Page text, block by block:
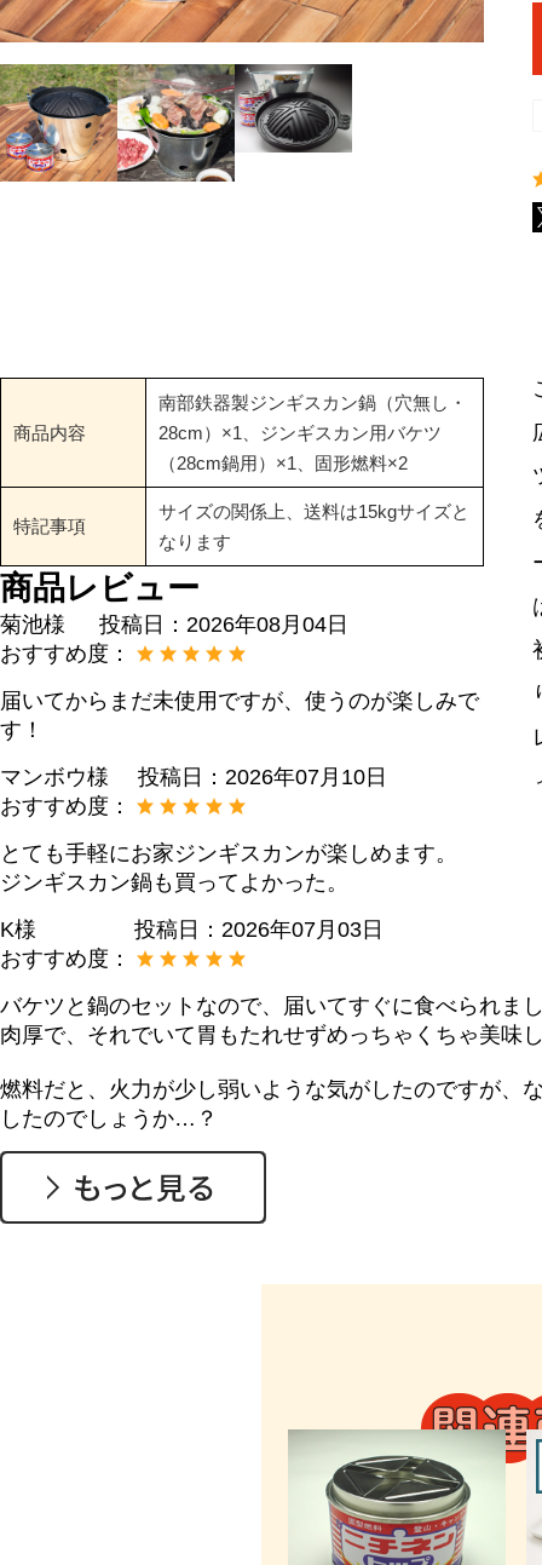
商品内容
南部鉄器製ジンギスカン鍋（穴無し・
28cm）×1、ジンギスカン用バケツ
（28cm鍋用）×1、固形燃料×2
特記事項
サイズの関係上、送料は15kgサイズと
なります
商品レビュー
菊池様 投稿日： 2026年08月04日
おすすめ度：
届いてからまだ未使用ですが、使うのが楽しみで
す！
マンボウ様
投稿日： 2026年07月10日
おすすめ度：
とても手軽にお家ジンギスカンが楽しめます。
ジンギスカン鍋も買ってよかった。
K様
投稿日： 2026年07月03日
おすすめ度：
バケツと鍋のセットなので、届いてすぐに食べられま
肉厚で、それでいて胃もたれせずめっちゃくちゃ美味
燃料だと、火力が少し弱いような気がしたのですが、
したのでしょうか…？